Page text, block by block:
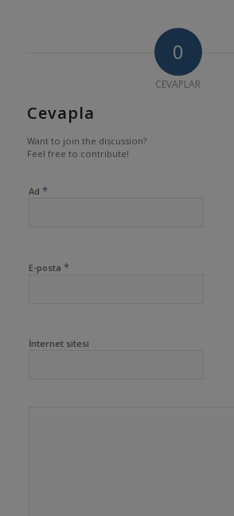
0
CEVAPLAR
Cevapla
Want to join the discussion?
Feel free to contribute!
Ad *
E-posta *
İnternet sitesi